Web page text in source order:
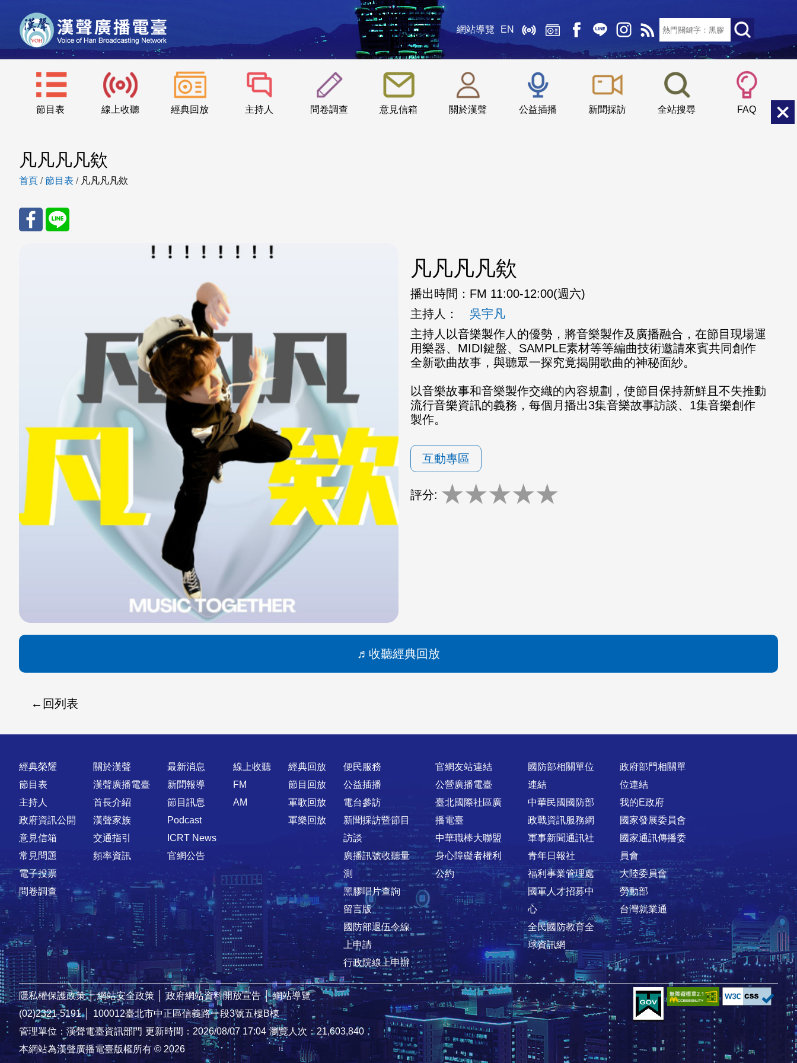
網站導覽 EN
節目表 線上收聽 經典回放 主持人 問卷調查 意見信箱 關於漢聲 公益插播 新聞採訪 全站搜尋 FAQ
::: 小 中
凡凡凡凡欸
首頁 /節目表 / 凡凡凡凡欸
凡凡凡凡欸
播出時間： FM 11:00-12:00(週六)
主持人：
吳宇凡
主持人以音樂製作人的優勢，將音樂製作及廣播融合，在節目現場運
用樂器、MIDI鍵盤、SAMPLE素材等等編曲技術邀請來賓共同創作
全新歌曲故事，與聽眾一探究竟揭開歌曲的神秘面紗。
以音樂故事和音樂製作交織的內容規劃，使節目保持新鮮且不失推動
流行音樂資訊的義務，每個月播出3集音樂故事訪談、1集音樂創作
製作。
互動專區
評分: ★★★★★
收聽經典回放
回列表
快速連結
經典榮耀
節目表
主持人
政府資訊公開
意見信箱
常見問題
電子投票
問卷調查
關於漢聲
漢聲廣播電臺
首長介紹
漢聲家族
交通指引
頻率資訊
最新消息
新聞報導
節目訊息
Podcast
ICRT News
官網公告
線上收聽
FM
AM
經典回放
節目回放
軍歌回放
軍樂回放
便民服務
公益插播
電台參訪
新聞採訪暨節目
訪談
廣播訊號收聽量
測
黑膠唱片查詢
留言版
國防部退伍令線
上申請
行政院線上申辦
官網友站連結
公營廣播電臺
臺北國際社區廣
播電臺
中華職棒大聯盟
身心障礙者權利
公約
國防部相關單位
連結
中華民國國防部
政戰資訊服務網
軍事新聞通訊社
青年日報社
福利事業管理處
國軍人才招募中
心
全民國防教育全
球資訊網
政府部門相關單
位連結
我的E政府
國家發展委員會
國家通訊傳播委
員會
大陸委員會
勞動部
台灣就業通
隱私權保護政策 │ 網站安全政策 │ 政府網站資料開放宣告 │ 網站導覽
(02)2321-5191 │
100012臺北市中正區信義路一段3號五樓B棟
管理單位：漢聲電臺資訊部門 更新時間：2026/08/07 17:04 瀏覽人次：21,603,840
本網站為漢聲廣播電臺版權所有 © 2026